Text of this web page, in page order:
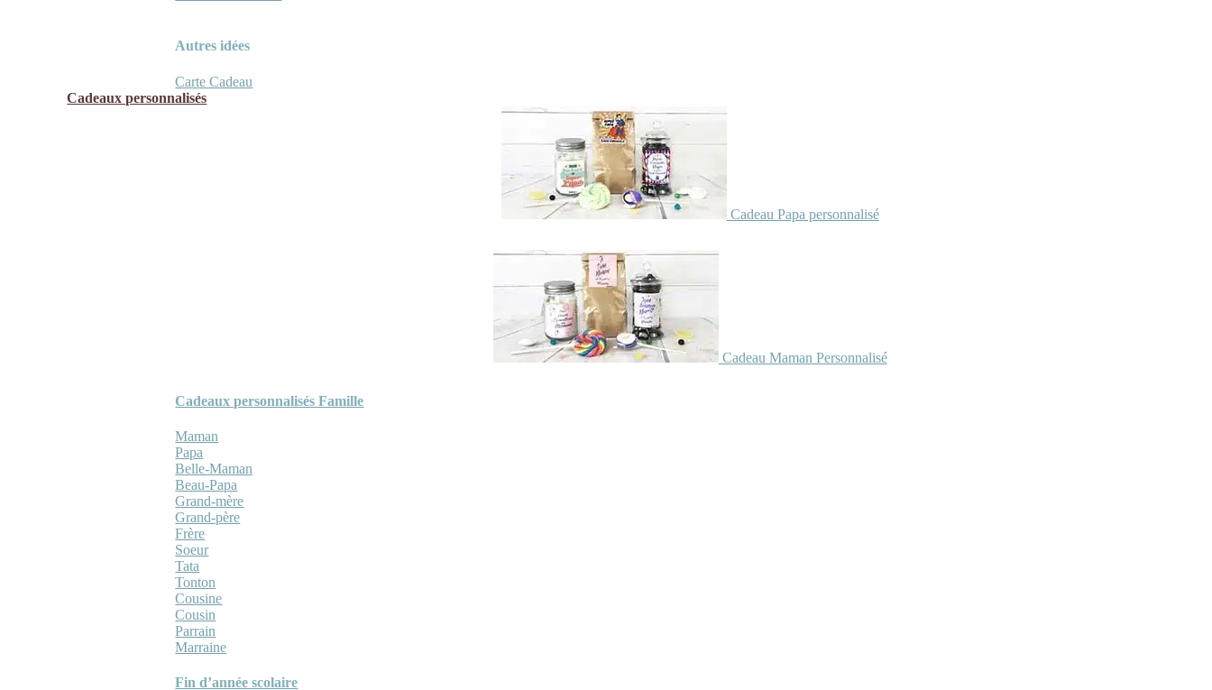
Autres idées
Carte Cadeau
Cadeaux personnalisés
Cadeau Papa personnalisé
Cadeau Maman Personnalisé
Cadeaux personnalisés Famille
Maman
Papa
Belle-Maman
Beau-Papa
Grand-mère
Grand-père
Frère
Soeur
Tata
Tonton
Cousine
Cousin
Parrain
Marraine
Fin d’année scolaire